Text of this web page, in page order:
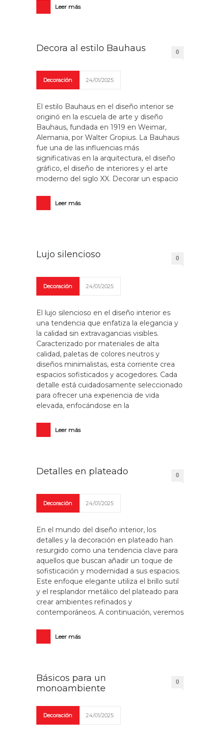
Leer más
Decora al estilo Bauhaus 0
Decoración 24/01/2025
El estilo Bauhaus en el diseño interior se
originó en la escuela de arte y diseño
Bauhaus, fundada en 1919 en Weimar,
Alemania, por Walter Gropius. La Bauhaus
fue una de las influencias más
significativas en la arquitectura, el diseño
gráfico, el diseño de interiores y el arte
moderno del siglo XX. Decorar un espacio
Leer más
Lujo silencioso 0
Decoración 24/01/2025
El lujo silencioso en el diseño interior es
una tendencia que enfatiza la elegancia y
la calidad sin extravagancias visibles.
Caracterizado por materiales de alta
calidad, paletas de colores neutros y
diseños minimalistas, esta corriente crea
espacios sofisticados y acogedores. Cada
detalle está cuidadosamente seleccionado
para ofrecer una experiencia de vida
elevada, enfocándose en la
Leer más
Detalles en plateado 0
Decoración 24/01/2025
En el mundo del diseño interior, los
detalles y la decoración en plateado han
resurgido como una tendencia clave para
aquellos que buscan añadir un toque de
sofisticación y modernidad a sus espacios.
Este enfoque elegante utiliza el brillo sutil
y el resplandor metálico del plateado para
crear ambientes refinados y
contemporáneos. A continuación, veremos
Leer más
Básicos para un
monoambiente
0
Decoración 24/01/2025